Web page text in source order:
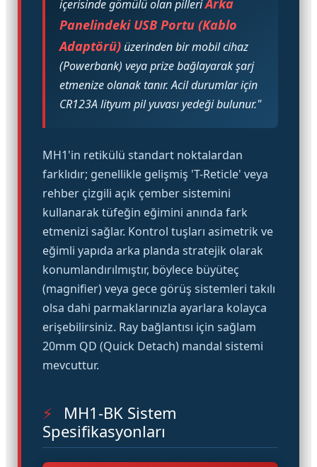
içerisinde gömülü olan pilleriArka
Panelindeki USB Portu (Kablo
Adaptörü) üzerinden bir mobil cihaz
(Powerbank) veya prize bağlayarak şarj
etmenize olanak tanır. Acil durumlar için
CR123A lityum pil yuvası yedeği bulunur."
MH1'in retikülü standart noktalardan
farklıdır; genellikle gelişmiş 'T-Reticle' veya
rehber çizgili açık çember sistemini
kullanarak tüfeğin eğimini anında fark
etmenizi sağlar. Kontrol tuşları asimetrik ve
eğimli yapıda arka planda stratejik olarak
konumlandırılmıştır, böylece büyüteç
(magnifier) veya gece görüş sistemleri takılı
olsa dahi parmaklarınızla ayarlara kolayca
erişebilirsiniz. Ray bağlantısı için sağlam
20mm QD (Quick Detach) mandal sistemi
mevcuttur.
⚡
MH1-BK Sistem
Spesifikasyonları